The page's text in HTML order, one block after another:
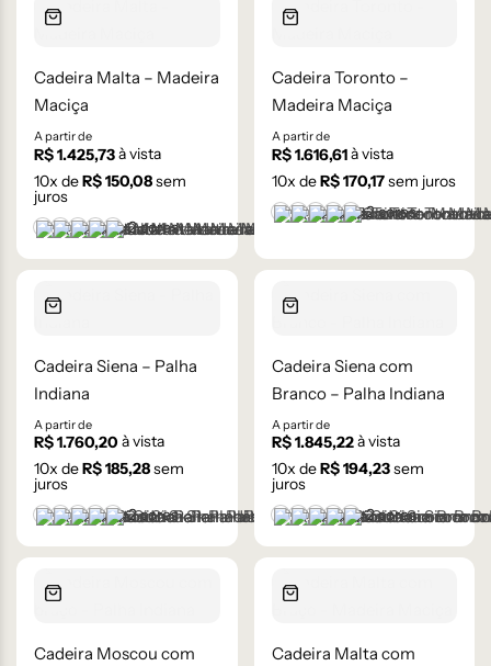
Cadeira Malta – Madeira
Maciça
A partir de
R$1.425,73à vista
10x deR$150,08sem
juros
Castanho
Castanho Médio
Laca Branco
Laca Cinza
Laca Preta
+2 cores
Cadeira Toronto –
Madeira Maciça
A partir de
R$1.616,61à vista
10x deR$170,17sem juros
Castanho
Castanho Médio
Laca Branco
Laca Cinza
Laca Preta
+2 cores
Cadeira Siena – Palha
Indiana
A partir de
R$1.760,20 à vista
10x deR$185,28sem
juros
Castanho
Castanho Médio
Laca Branco
Laca Cinza
Laca Preta
+2 cores
Cadeira Siena com
Branco – Palha Indiana
A partir de
R$1.845,22à vista
10x deR$194,23sem
juros
Castanho
Castanho Médio
Laca Branco
Laca Cinza
Laca Preta
+2 cores
Cadeira Moscou com Cadeira Malta com